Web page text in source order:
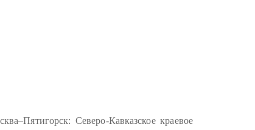
Северо-Кавказское краевое